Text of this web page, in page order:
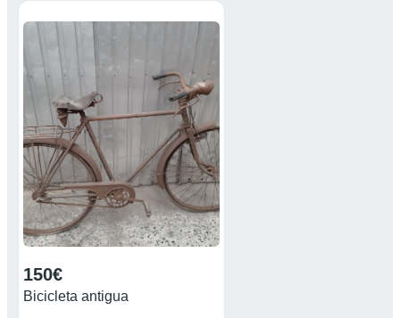
150€
Bicicleta antigua